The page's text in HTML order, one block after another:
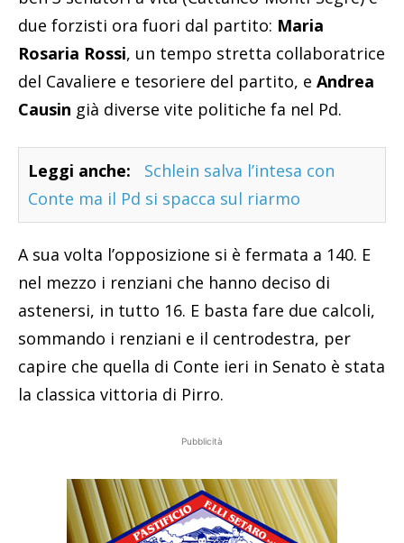
due forzisti ora fuori dal partito: Maria
Rosaria Rossi, un tempo stretta collaboratrice
del Cavaliere e tesoriere del partito, e Andrea
Causin già diverse vite politiche fa nel Pd.
Leggi anche:
Schlein salva l’intesa con
Conte ma il Pd si spacca sul riarmo
A sua volta l’opposizione si è fermata a 140. E
nel mezzo i renziani che hanno deciso di
astenersi, in tutto 16. E basta fare due calcoli,
sommando i renziani e il centrodestra, per
capire che quella di Conte ieri in Senato è stata
la classica vittoria di Pirro.
Pubblicità